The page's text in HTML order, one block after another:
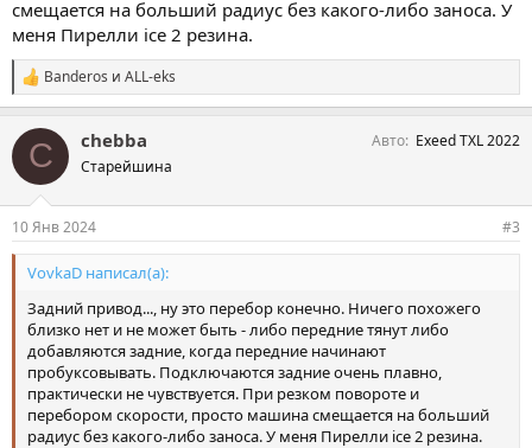
ещё набирает обороты примерно пол секунды. Реагирует с
запозданием. (Коврик педали не мешает) у кого как едет авто
по снегу? (Резина зима новая nokian)
смещается на больший радиус без какого-либо заноса. У
меня Пирелли ice 2 резина.
С
и
п
т
:
Banderos и ALL-eks
C chebba
Старейшина
Авто Exeed TXL 2022
10 Янв 2024 #3
VovkaD написал(а):
Задний привод..., ну это перебор конечно. Ничего похожего
близко нет и не может быть - либо передние тянут либо
добавляются задние, когда передние начинают
пробуксовывать. Подключаются задние очень плавно,
практически не чувствуется. При резком повороте и
перебором скорости, просто машина смещается на больший
радиус без какого-либо заноса. У меня Пирелли ice 2 резина.